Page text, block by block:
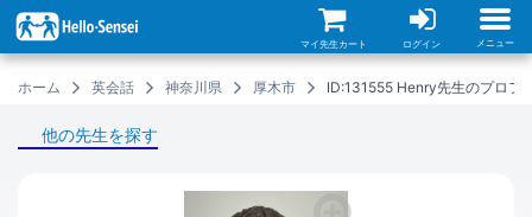
イ
ン
コ
マイ先生カート ログイン メニュー
ホーム 英会話 神奈川県 厚木市 ID:131555 Henry先生のプロフ
他の先生を探す